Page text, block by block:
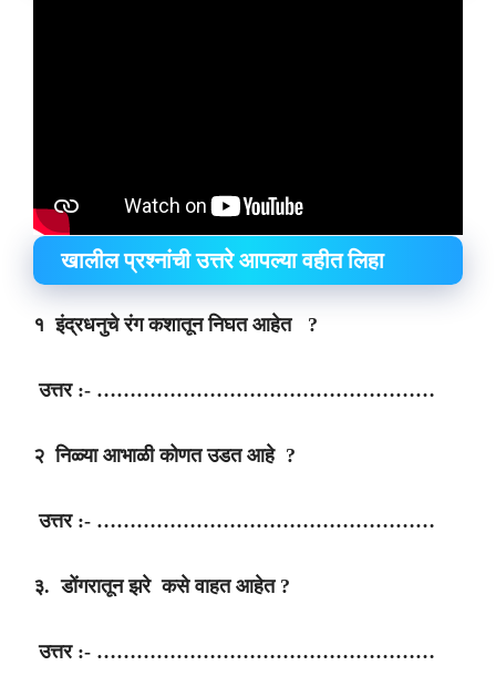
खालील प्रश्नांची उत्तरे आपल्या वहीत लिहा
१ इंद्रधनुचे रंग कशातून निघत आहेत ?
उत्तर :- ……………………………………………
२ निळ्या आभाळी कोणत उडत आहे ?
उत्तर :- ……………………………………………
३. डोंगरातून झरे कसे वाहत आहेत ?
उत्तर :- ……………………………………………